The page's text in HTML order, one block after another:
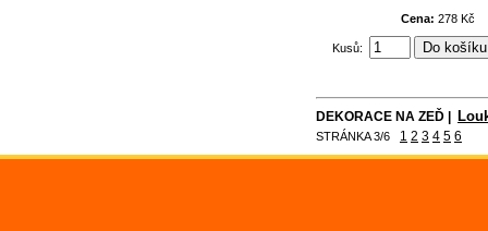
Cena:278 Kč
Kusů:
DEKORACE NA ZEĎ |
STRÁNKA 3/6 1 2 3 4 5 6